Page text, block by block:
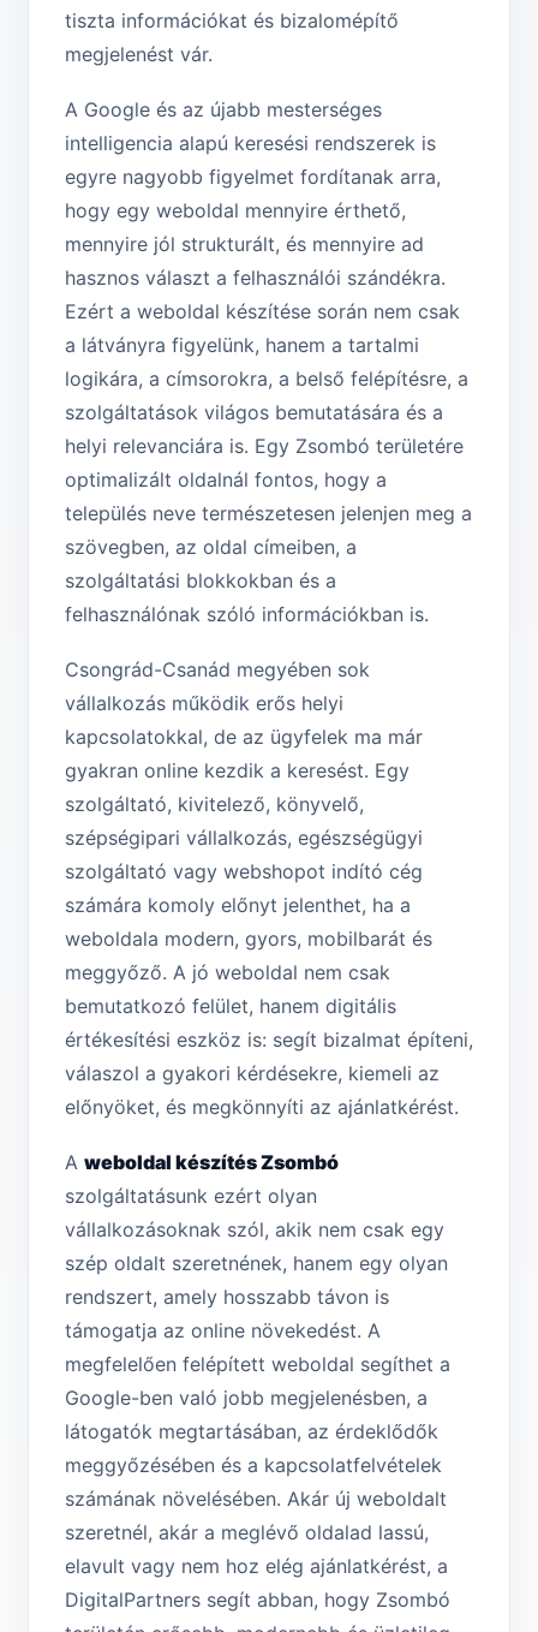
tiszta információkat és bizalomépítő
megjelenést vár.
A Google és az újabb mesterséges
intelligencia alapú keresési rendszerek is
egyre nagyobb figyelmet fordítanak arra,
hogy egy weboldal mennyire érthető,
mennyire jól strukturált, és mennyire ad
hasznos választ a felhasználói szándékra.
Ezért a weboldal készítése során nem csak
a látványra figyelünk, hanem a tartalmi
logikára, a címsorokra, a belső felépítésre, a
szolgáltatások világos bemutatására és a
helyi relevanciára is. Egy Zsombó területére
optimalizált oldalnál fontos, hogy a
település neve természetesen jelenjen meg a
szövegben, az oldal címeiben, a
szolgáltatási blokkokban és a
felhasználónak szóló információkban is.
Csongrád-Csanád megyében sok
vállalkozás működik erős helyi
kapcsolatokkal, de az ügyfelek ma már
gyakran online kezdik a keresést. Egy
szolgáltató, kivitelező, könyvelő,
szépségipari vállalkozás, egészségügyi
szolgáltató vagy webshopot indító cég
számára komoly előnyt jelenthet, ha a
weboldala modern, gyors, mobilbarát és
meggyőző. A jó weboldal nem csak
bemutatkozó felület, hanem digitális
értékesítési eszköz is: segít bizalmat építeni,
válaszol a gyakori kérdésekre, kiemeli az
előnyöket, és megkönnyíti az ajánlatkérést.
A weboldal készítés Zsombó
szolgáltatásunk ezért olyan
vállalkozásoknak szól, akik nem csak egy
szép oldalt szeretnének, hanem egy olyan
rendszert, amely hosszabb távon is
támogatja az online növekedést. A
megfelelően felépített weboldal segíthet a
Google-ben való jobb megjelenésben, a
látogatók megtartásában, az érdeklődők
meggyőzésében és a kapcsolatfelvételek
számának növelésében. Akár új weboldalt
szeretnél, akár a meglévő oldalad lassú,
elavult vagy nem hoz elég ajánlatkérést, a
DigitalPartners segít abban, hogy Zsombó